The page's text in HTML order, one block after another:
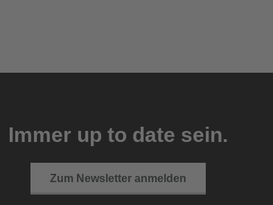
Immer up to date sein.
Zum Newsletter anmelden